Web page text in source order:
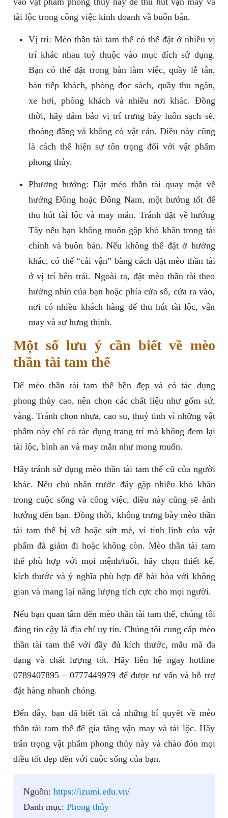
tài lộc trong công việc kinh doanh và buôn bán.
Vị trí: Mèo thần tài tam thể có thể đặt ở nhiều vị
trí khác nhau tuỳ thuộc vào mục đích sử dụng.
Bạn có thể đặt trong bàn làm việc, quầy lễ tân,
bàn tiếp khách, phòng đọc sách, quầy thu ngân,
xe hơi, phòng khách và nhiều nơi khác. Đồng
thời, hãy đảm bảo vị trí trưng bày luôn sạch sẽ,
thoáng đãng và không có vật cản. Điều này cũng
là cách thể hiện sự tôn trọng đối với vật phẩm
phong thủy.
Phương hướng: Đặt mèo thần tài quay mặt về
hướng Đông hoặc Đông Nam, một hướng tốt để
thu hút tài lộc và may mắn. Tránh đặt về hướng
Tây nếu bạn không muốn gặp khó khăn trong tài
chính và buôn bán. Nếu không thể đặt ở hướng
khác, có thể “cải vận” bằng cách đặt mèo thần tài
ở vị trí bên trái. Ngoài ra, đặt mèo thần tài theo
hướng nhìn của bạn hoặc phía cửa sổ, cửa ra vào,
nơi có nhiều khách hàng để thu hút tài lộc, vận
may và sự hưng thịnh.
Một số lưu ý cần biết về mèo
thần tài tam thể
Để mèo thần tài tam thể bền đẹp và có tác dụng
phong thủy cao, nên chọn các chất liệu như gốm sứ,
vàng. Tránh chọn nhựa, cao su, thuỷ tinh vì những vật
phẩm này chỉ có tác dụng trang trí mà không đem lại
tài lộc, bình an và may mắn như mong muốn.
Hãy tránh sử dụng mèo thần tài tam thể cũ của người
khác. Nếu chủ nhân trước đây gặp nhiều khó khăn
trong cuộc sống và công việc, điều này cũng sẽ ảnh
hưởng đến bạn. Đồng thời, không trưng bày mèo thần
tài tam thể bị vỡ hoặc sứt mẻ, vì tính linh của vật
phẩm đã giảm đi hoặc không còn. Mèo thần tài tam
thể phù hợp với mọi mệnh/tuổi, hãy chọn thiết kế,
kích thước và ý nghĩa phù hợp để hài hòa với không
gian và mang lại năng lượng tích cực cho mọi người.
Nếu bạn quan tâm đến mèo thần tài tam thể, chúng tôi
đáng tin cậy là địa chỉ uy tín. Chúng tôi cung cấp mèo
thần tài tam thể với đầy đủ kích thước, mẫu mã đa
dạng và chất lượng tốt. Hãy liên hệ ngay hotline
0789407895 – 0777449979 để được tư vấn và hỗ trợ
đặt hàng nhanh chóng.
Đến đây, bạn đã biết tất cả những bí quyết về mèo
thần tài tam thể để gia tăng vận may và tài lộc. Hãy
trân trọng vật phẩm phong thủy này và chào đón mọi
điều tốt đẹp đến với cuộc sống của bạn.
Nguồn: https://izumi.edu.vn/
Danh mục: Phong thủy